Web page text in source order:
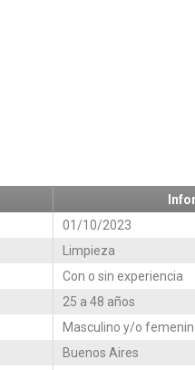
01/10/2023
Limpieza
Con o sin experiencia
25 a 48 años
Masculino y/o
Buenos Aires